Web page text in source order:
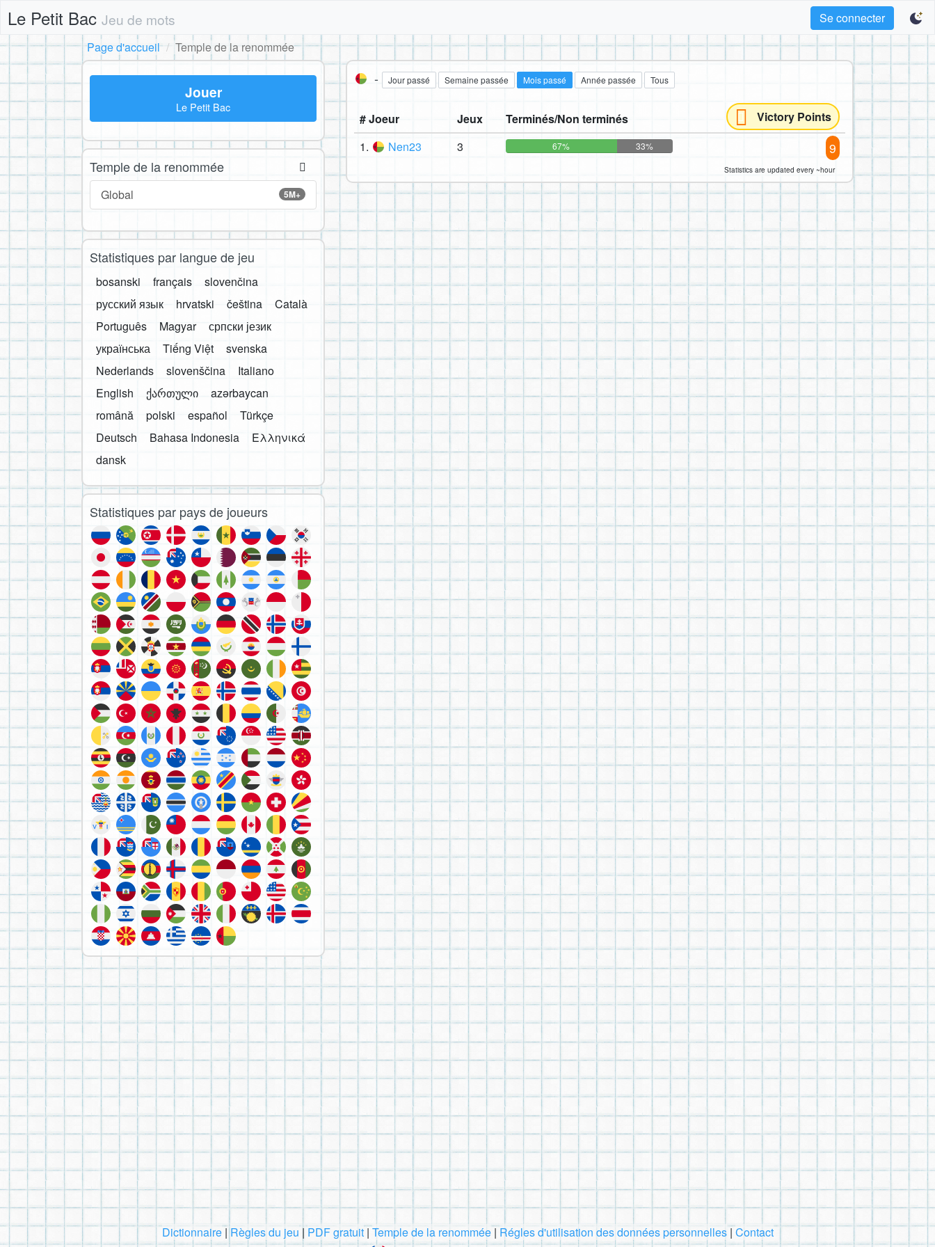
Le Petit Bac Jeu de mots
Se connecter
Page d'accueil
Temple de la renommée
- Jour passé Semaine passée Mois passé Année passée Tous
# Joeur Jeux Terminés/Non terminés
Victory Points
1.
Nen23 3 67% 33% 9
Statistics are updated every ~hour
Jouer
Le Petit Bac
Temple de la renommée
5M+
Global
Statistiques par langue de jeu
bosanski français
slovenčina
русский язык
hrvatski čeština
Català
Português
Magyar
српски језик
українська
Tiếng Việt
svenska
Nederlands
slovenščina
Italiano
English
ქართული
azərbaycan
română
polski español
Türkçe
Deutsch
Bahasa Indonesia
Ελληνικά
dansk
Statistiques par pays de joueurs
Dictionnaire|Règles du jeu | PDF gratuit| Temple de la renommée| Régles d'utilisation des données personnelles|Contact